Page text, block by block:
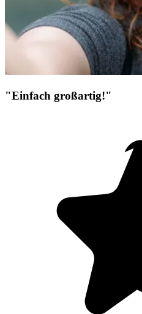
"Einfach großartig!"